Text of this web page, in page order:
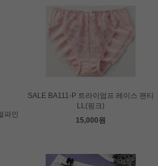
파인
SALE BA111-P 트라이엄프 레이스 팬티
LL(핑크)
15,000원